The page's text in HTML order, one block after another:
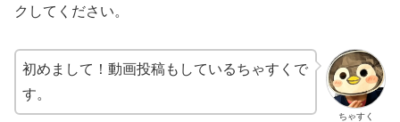
クしてください。
ちゃすく
初めまして！動画投稿もしているちゃすくで
す。